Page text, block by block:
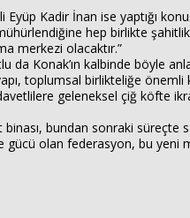
Kadir İnan ise yaptığı
hep birlikte
merkezi olacaktır.”
da Konak’ın kalbinde böyle
toplumsal birlikteliğe önemli
geleneksel çiğ köfte
binası, bundan sonraki
gücü olan federasyon, bu